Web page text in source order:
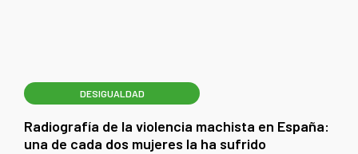
DESIGUALDAD
Radiografía de la violencia machista en España:
una de cada dos mujeres la ha sufrido